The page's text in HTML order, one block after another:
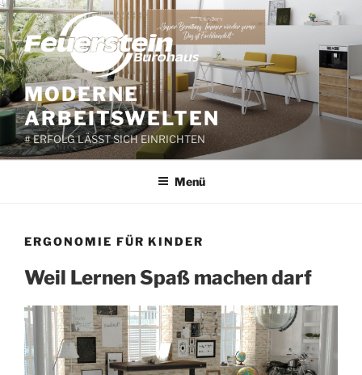
Zum
Inhalt
springen
MODERNE
ARBEITSWELTEN
# ERFOLG LÄSST SICH EINRICHTEN
Menü
ERGONOMIE FÜR KINDER
Weil Lernen Spaß machen darf